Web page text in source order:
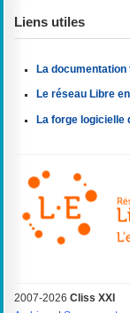
Liens utiles
La documentation
Le réseau Libre
La forge logicielle
2007-2026Cliss XXI